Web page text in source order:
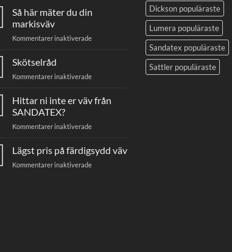
Så här mäter du din
markisväv
Kommentarer inaktiveradeför
du
markisväv
Skötselråd
Kommentarer inaktiveradeför
Hittar ni inte er väv från
SANDATEX?
Kommentarer inaktiveradeför
inte
er
Lägst pris på färdigsydd väv
Kommentarer inaktiveradeför
Dickson populäraste
Lumera populäraste
Sandatex populäraste
Sattler populäraste